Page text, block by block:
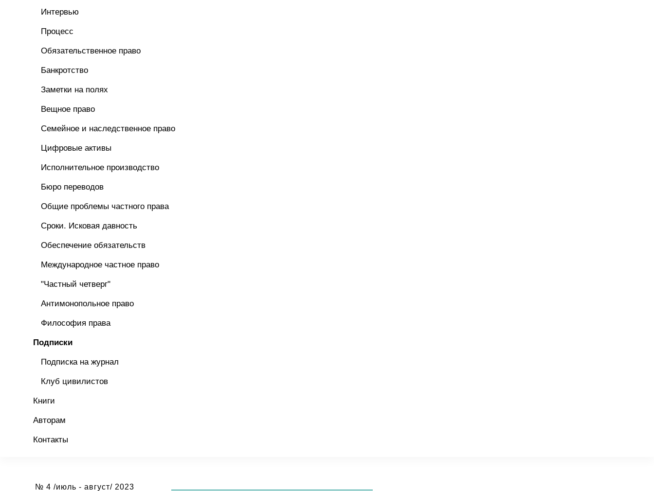
Интервью
Процесс
Обязательственное право
Банкротство
Заметки на полях
Вещное право
Семейное и наследственное право
Цифровые активы
Исполнительное производство
Бюро переводов
Общие проблемы частного права
Сроки. Исковая давность
Обеспечение обязательств
Международное частное право
"Частный четверг"
Антимонопольное право
Философия права
Подписки
Подписка на журнал
Клуб цивилистов
Книги
Авторам
Контакты
№ 4 /июль - август/ 2023